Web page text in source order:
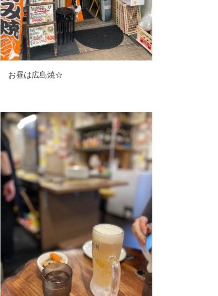
お昼は広島焼☆